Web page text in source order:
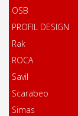
OSB
PROFIL DESIGN
Rak
ROCA
Savil
Scarabeo
Simas